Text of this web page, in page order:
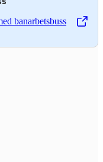
banarbetsbuss